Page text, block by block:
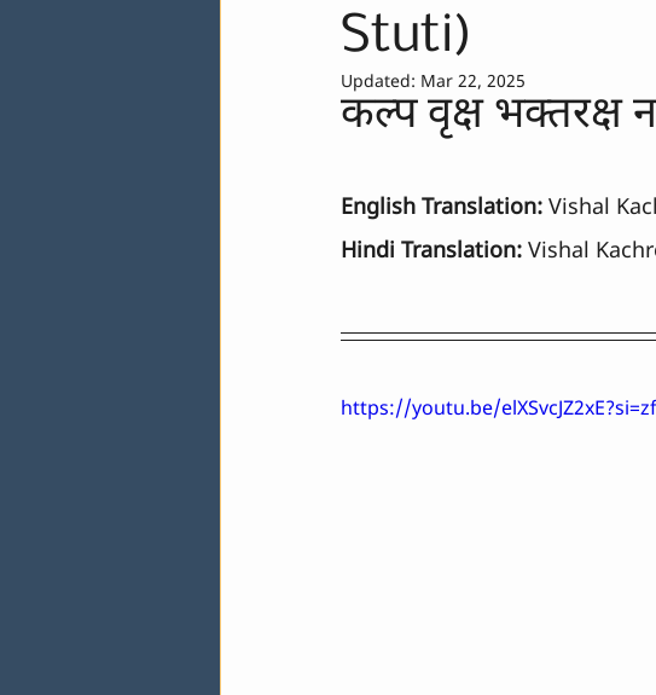
Stuti)
Updated: Mar 22, 2025
कल्प वृक्ष भक्तरक्ष
English Translation: Vishal
Hindi Translation: Vishal
https://youtu.be/